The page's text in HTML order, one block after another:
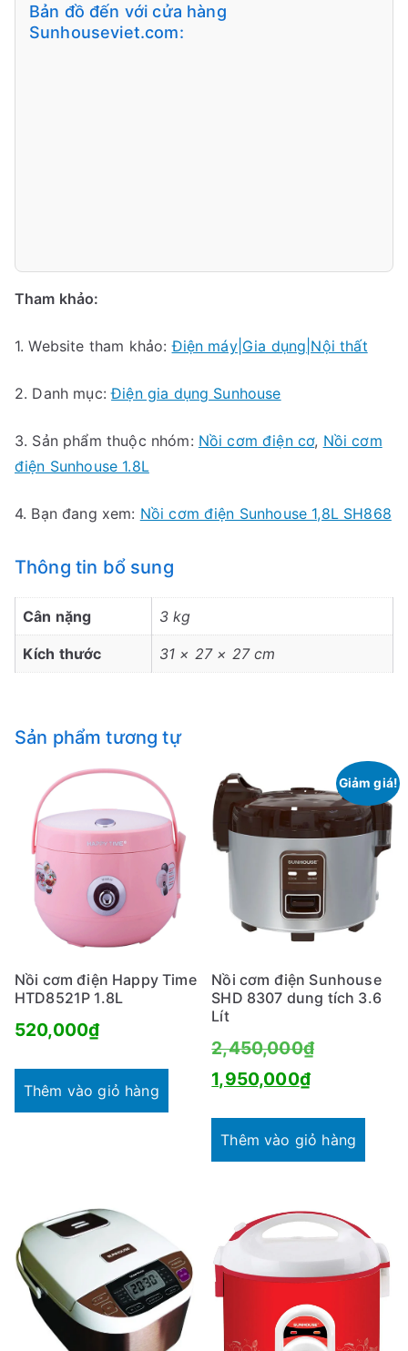
Bản đồ đến với cửa hàng
Sunhouseviet.com:
Tham khảo:
1. Website tham khảo:Điện máy|Gia dụng|Nội thất
2. Danh mục:Điện gia dụng Sunhouse
3. Sản phẩm thuộc nhóm: Nồi cơm điện cơ, Nồi cơm
điện Sunhouse 1.8L
4. Bạn đang xem: Nồi cơm điện Sunhouse 1,8L SH868
Thông tin bổ sung
Cân nặng 3 kg
Kích thước 31 × 27 × 27 cm
Sản phẩm tương tự
Nồi cơm điện Happy Time
HTD8521P 1.8L
520,000₫
Thêm vào giỏ hàng
Giảm giá!
Nồi cơm điện Sunhouse
SHD 8307 dung tích 3.6
Lít
2,450,000₫Giá
1,950,000₫Giá
tại
Thêm vào giỏ hàng